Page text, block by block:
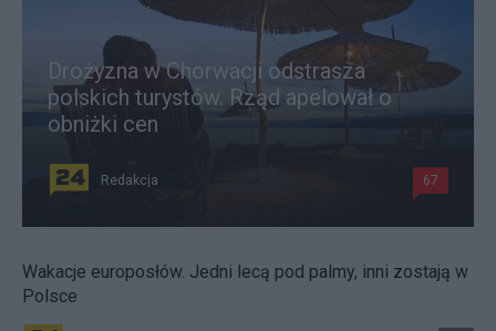
Drożyzna w Chorwacji odstrasza
polskich turystów. Rząd apelował o
obniżki cen
Redakcja 67
Wakacje europosłów. Jedni lecą pod palmy, inni zostają w
Polsce